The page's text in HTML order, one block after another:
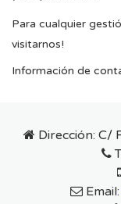
Para cualquier
visitarnos!
Información de
Dirección: C/
Email: